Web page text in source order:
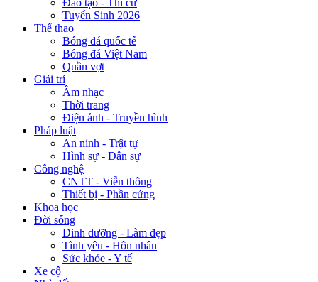
Đào tạo - Thi cử
Tuyển Sinh 2026
Thể thao
Bóng đá quốc tế
Bóng đá Việt Nam
Quần vợt
Giải trí
Âm nhạc
Thời trang
Điện ảnh - Truyền hình
Pháp luật
An ninh - Trật tự
Hình sự - Dân sự
Công nghệ
CNTT - Viễn thông
Thiết bị - Phần cứng
Khoa học
Đời sống
Dinh dưỡng - Làm đẹp
Tình yêu - Hôn nhân
Sức khỏe - Y tế
Xe cộ